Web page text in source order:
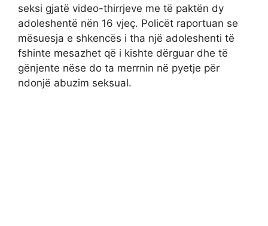
seksi gjatë video-thirrjeve me të paktën dy
adoleshentë nën 16 vjeç. Policët raportuan se
mësuesja e shkencës i tha një adoleshenti të
fshinte mesazhet që i kishte dërguar dhe të
gënjente nëse do ta merrnin në pyetje për
ndonjë abuzim seksual.